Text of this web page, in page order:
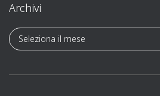
Archivi
A
r
h